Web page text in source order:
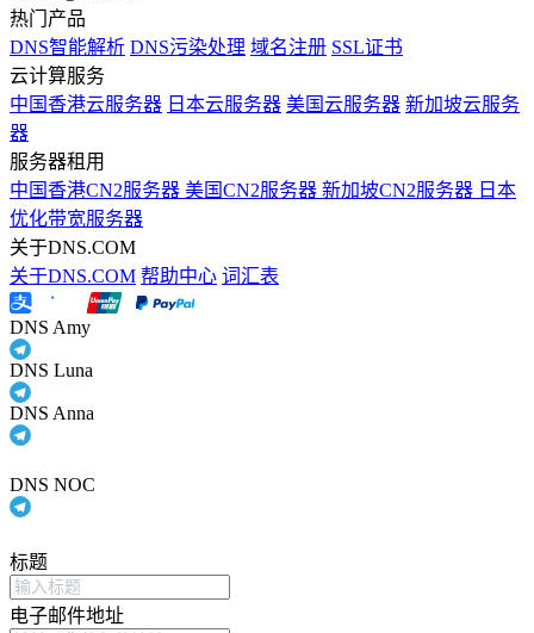
热门产品
DNS智能解析 DNS污染处理 域名注册 SSL证书
云计算服务
中国香港云服务器 日本云服务器 美国云服务器 新加坡云服务
器
服务器租用
中国香港CN2服务器 美国CN2服务器 新加坡CN2服务器 日本
优化带宽服务器
关于DNS.COM
关于DNS.COM 帮助中心 词汇表
DNS Amy
DNS Luna
DNS Anna
DNS NOC
标题
电子邮件地址